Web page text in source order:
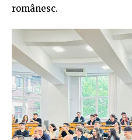
românesc.